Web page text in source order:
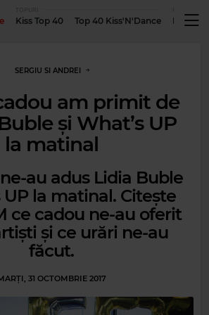
Kiss Top 40 Top 40 Kiss'N'Dance
SERGIU SI ANDREI
am primit de
și What’s UP
la matinal
au adus Lidia Buble
UP la matinal. Citește
ce cadou ne-au oferit
și ce urări ne-au
făcut.
31 OCTOMBRIE 2017